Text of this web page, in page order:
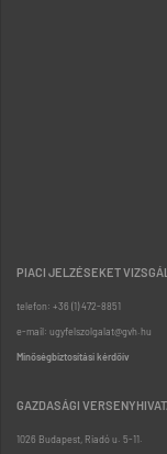
PIACI JELZÉSEKET
telefon: +36 (1) 472-8851
e-mail: ugyfelszolgalat@gvh.hu
Minőségbiztosítási kérdőív
GAZDASÁGI
1026 Budapest, Riadó u. 5-11.